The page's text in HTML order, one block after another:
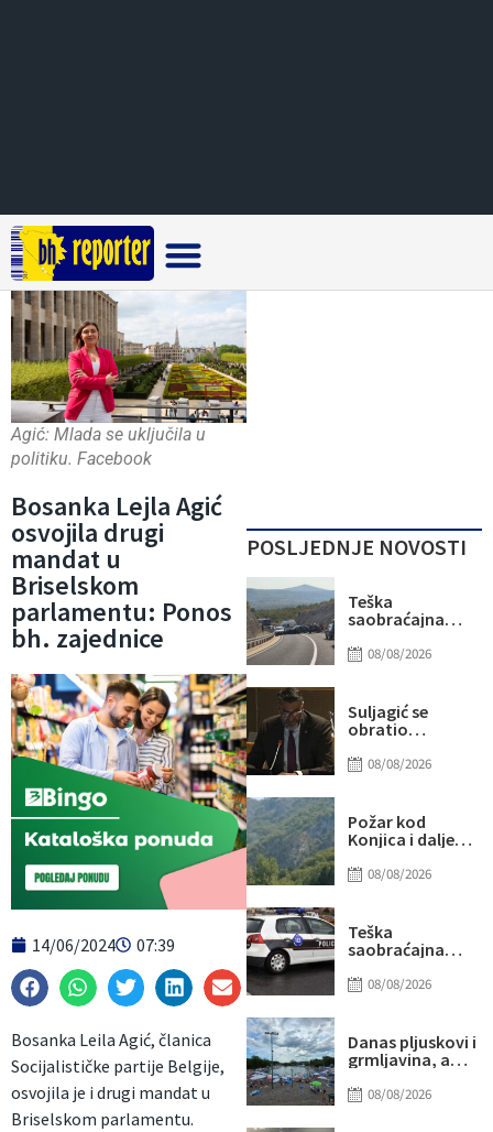
Agić: Mlada se uključila u
politiku. Facebook
Bosanka Lejla Agić
osvojila drugi
mandat u
Briselskom
parlamentu: Ponos
bh. zajednice
14/06/2024 07:39
Bosanka Leila Agić, članica
Socijalističke partije Belgije,
osvojila je i drugi mandat u
Briselskom parlamentu.
POSLJEDNJE NOVOSTI
Teška
saobraćajna
Stoca: Više
saobraćaj
potpuno
obustavljen
08/08/2026
Suljagić se
obratio
senatorima i
pridružio
kampanji
zastrašivanja
Bošnjaka!
08/08/2026
Požar kod
Konjica i dalje
manjeg
terenu
08/08/2026
Teška
saobraćajna
Teretno vozilo
biciklistu
08/08/2026
Danas pljuskovi i
grmljavina, a
toplotni talas
08/08/2026